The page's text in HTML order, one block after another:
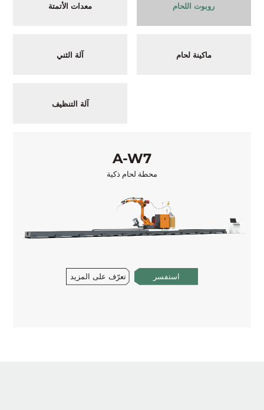
معدات الأتمتة روبوت اللحام
آلة الثني ماكينة لحام
آلة التنظيف
A-W7
محطة لحام ذكية
تعرّف على المزيد استفسر